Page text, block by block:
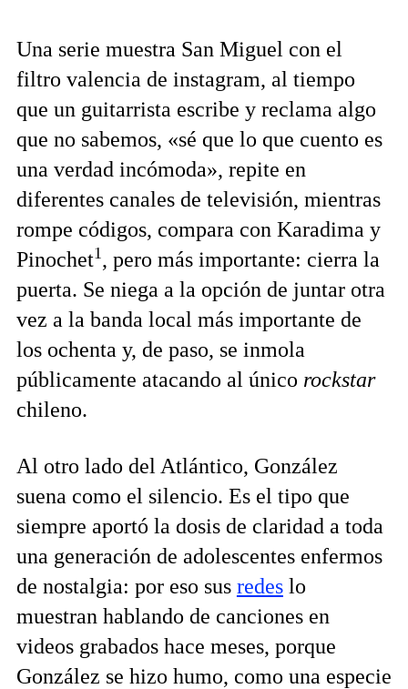
Una serie muestra San Miguel con el
filtro valencia de instagram, al tiempo
que un guitarrista escribe y reclama algo
que no sabemos, «sé que lo que cuento es
una verdad incómoda», repite en
diferentes canales de televisión, mientras
rompe códigos, compara con Karadima y
Pinochet1 , pero más importante: cierra la
puerta. Se niega a la opción de juntar otra
vez a la banda local más importante de
los ochenta y, de paso, se inmola
públicamente atacando al único rockstar
chileno.
Al otro lado del Atlántico, González
suena como el silencio. Es el tipo que
siempre aportó la dosis de claridad a toda
una generación de adolescentes enfermos
de nostalgia: por eso sus redeslo
muestran hablando de canciones en
videos grabados hace meses, porque
González se hizo humo, como una especie